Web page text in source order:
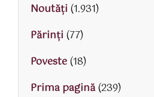
Noutăți (1.931)
Părinţi (77)
Poveste(18)
Prima pagină(239)